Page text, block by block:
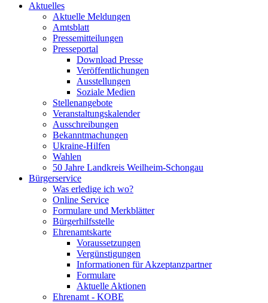
Aktuelles
Aktuelle Meldungen
Amtsblatt
Pressemitteilungen
Presseportal
Download Presse
Veröffentlichungen
Ausstellungen
Soziale Medien
Stellenangebote
Veranstaltungskalender
Ausschreibungen
Bekanntmachungen
Ukraine-Hilfen
Wahlen
50 Jahre Landkreis Weilheim-Schongau
Bürgerservice
Was erledige ich wo?
Online Service
Formulare und Merkblätter
Bürgerhilfsstelle
Ehrenamtskarte
Voraussetzungen
Vergünstigungen
Informationen für Akzeptanzpartner
Formulare
Aktuelle Aktionen
Ehrenamt - KOBE